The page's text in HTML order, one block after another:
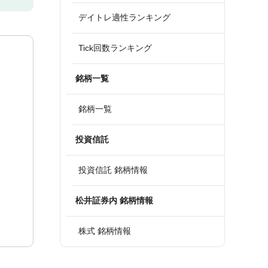
デイトレ適性ランキング
Tick回数ランキング
銘柄一覧
銘柄一覧
投資信託
投資信託 銘柄情報
松井証券内 銘柄情報
株式 銘柄情報